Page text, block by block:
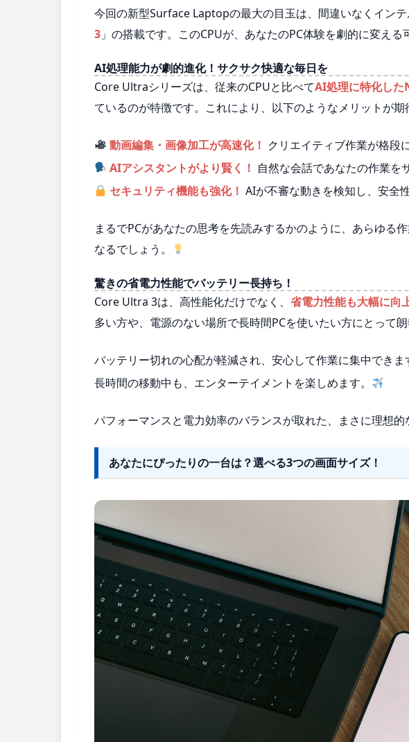
今回の新型Surface Laptopの最大の目玉は、間違いなくイン
3 」の搭載です。このCPUが、あなたのPC体験を劇的に変える
AI処理能力が劇的進化！サクサク快適な毎日を
Core Ultraシリーズは、従来のCPUと比べてAI処理に特化し
ているのが特徴です。これにより、以下のようなメリットが期
動画編集・画像加工が高速化！ クリエイティブ作業が格段
AIアシスタントがより賢く！ 自然な会話であなたの作業を
セキュリティ機能も強化！ AIが不審な動きを検知し、安全
まるでPCがあなたの思考を先読みするかのように、あらゆる
なるでしょう。
驚きの省電力性能でバッテリー長持ち！
Core Ultra 3は、高性能化だけでなく、 省電力性能も大幅に向
多い方や、電源のない場所で長時間PCを使いたい方にとって朗
バッテリー切れの心配が軽減され、安心して作業に集中できま
長時間の移動中も、エンターテイメントを楽しめます。
パフォーマンスと電力効率のバランスが取れた、まさに理想的
あなたにぴったりの一台は？選べる3つの画面サイズ！